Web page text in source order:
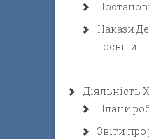
Накази
і освіти
Діяльність
Плани
Звіти